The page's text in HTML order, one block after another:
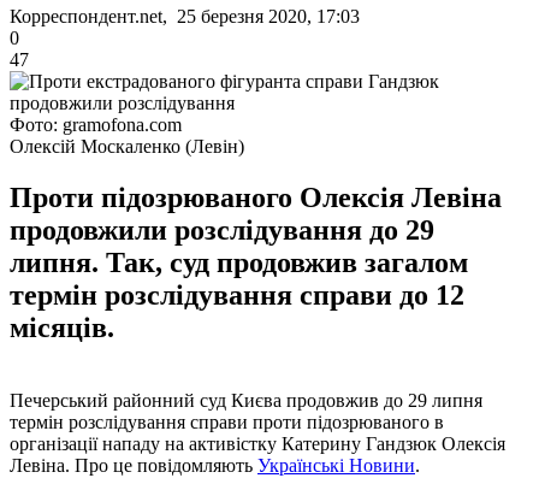
Корреспондент.net, 25 березня 2020, 17:03
0
47
Фото: gramofona.com
Олексій Москаленко (Левін)
Проти підозрюваного Олексія Левіна
продовжили розслідування до 29
липня. Так, суд продовжив загалом
термін розслідування справи до 12
місяців.
Печерський районний суд Києва продовжив до 29 липня
термін розслідування справи проти підозрюваного в
організації нападу на активістку Катерину Гандзюк Олексія
Левіна. Про це повідомляють Українські Новини.